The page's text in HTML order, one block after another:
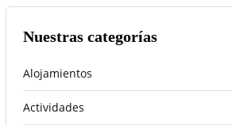
Nuestras categorías
Alojamientos
Actividades